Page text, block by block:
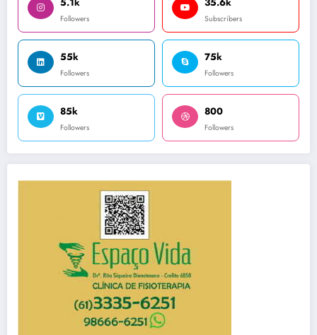
Followers Subscribers
55k
Followers
75k
Followers
85k
Followers
800
Followers